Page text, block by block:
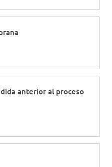
anterior al proceso